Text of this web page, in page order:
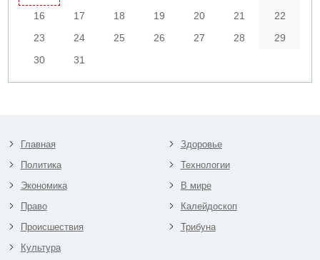
16
17 18 19 20 21
22
23
24 25 26 27 28
29
30
31
Главная
Политика
Экономика
Право
Происшествия
Культура
Здоровье
Технологии
В мире
Калейдоскоп
Трибуна